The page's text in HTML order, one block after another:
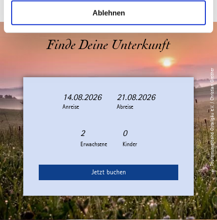
h
l
Ablehnen
© Tourismusverband Ostallgäu e.V. / Christian Greither
Finde Deine Unterkunft
Anreise
14.08.2026
Abreise
21.08.2026
Erwachsene Kinder
Jetzt buchen